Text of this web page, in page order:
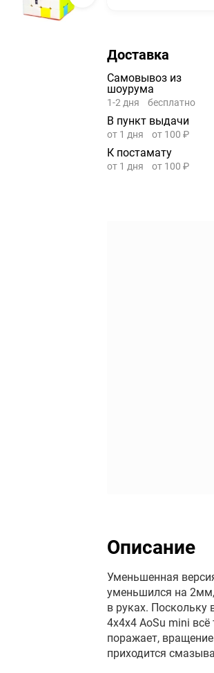
Доставка
Самовывоз из
шоурума
1-2 дня бесплатно
В пункт выдачи
от 1 дня от 100 ₽
К постамату
от 1 дня от 100 ₽
Описание
Уменьшенная
уменьшился на 2мм,
в руках. Поскольку
4x4x4 AoSu mini
поражает,
приходится